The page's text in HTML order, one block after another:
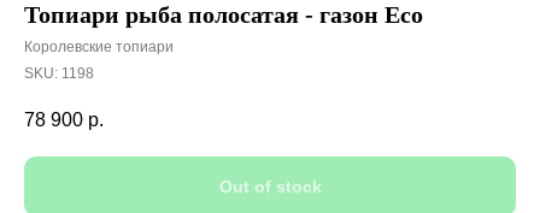
Топиари рыба полосатая - газон Есо
Королевские топиари
SKU: 1198
78 900 р.
Out of stock